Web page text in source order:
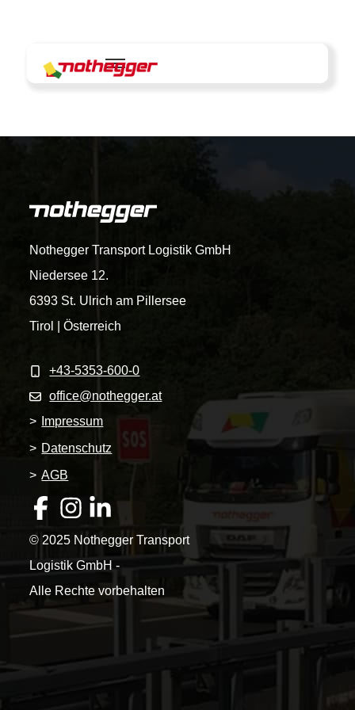
Nothegger Transport Logistik GmbH
Niedersee 12.
6393 St. Ulrich am Pillersee
Tirol | Österreich
+43-5353-600-0
office@nothegger.at
>
Impressum
> Datenschutz
> AGB
© 2025 Nothegger Transport
Logistik GmbH -
Alle Rechte vorbehalten